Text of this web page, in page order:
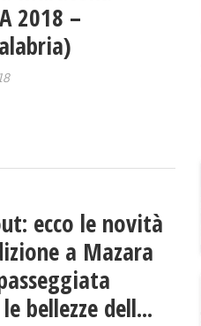
2018 –
ecco le novità
a Mazara
bellezze dell...